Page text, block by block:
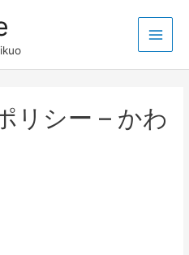
Main
リシー – かわ